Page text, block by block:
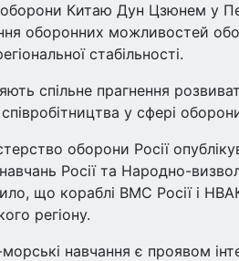
Китаю Дун Цзюнем у
оборонних можливостей
стабільності.
спільне прагнення
у сфері
оборони Росії
Росії та Народно-
що кораблі ВМС Росії і
регіону.
навчання є проявом